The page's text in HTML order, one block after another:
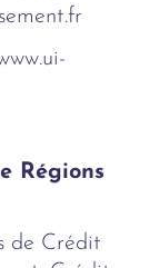
Régions
de Crédit